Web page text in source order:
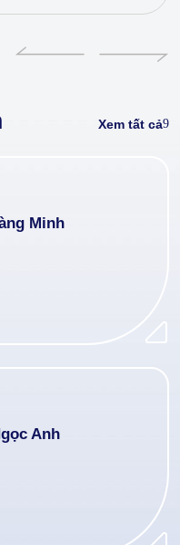
Xem tất cả
Minh
Anh